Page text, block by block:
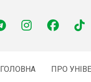
ГОЛОВНА ПРО